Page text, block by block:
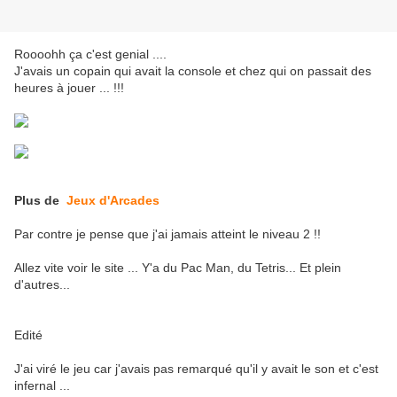
Roooohh ça c'est genial ....
J'avais un copain qui avait la console et chez qui on passait des
heures à jouer ... !!!
Plus de Jeux d'Arcades
Par contre je pense que j'ai jamais atteint le niveau 2 !!
Allez vite voir le site ... Y'a du Pac Man, du Tetris... Et plein
d'autres...
Edité
J'ai viré le jeu car j'avais pas remarqué qu'il y avait le son et c'est
infernal ...